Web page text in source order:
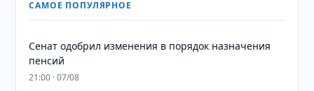
САМОЕ ПОПУЛЯРНОЕ
Сенат одобрил изменения в порядок назначения
пенсий
21:00 · 07/08